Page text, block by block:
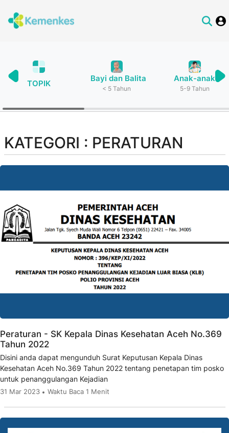
TOPIK
Bayi dan Balita
< 5 Tahun
Anak-anak
5-9 Tahun
KATEGORI : PERATURAN
Peraturan - SK Kepala Dinas Kesehatan Aceh No.369
Tahun 2022
Disini anda dapat mengunduh Surat Keputusan Kepala Dinas
Kesehatan Aceh No.369 Tahun 2022 tentang penetapan tim posko
untuk penanggulangan Kejadian
31 Mar 2023 Waktu Baca 1 Menit